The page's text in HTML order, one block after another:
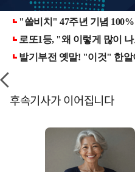
후속기사가 이어집니다